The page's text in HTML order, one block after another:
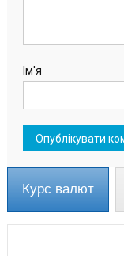
Ім'я
Курс валют